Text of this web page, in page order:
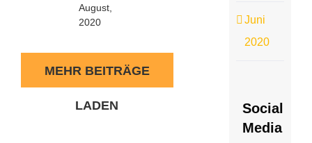
August,
2020
MEHR BEITRÄGE
LADEN
Juni
2020
Social
Media